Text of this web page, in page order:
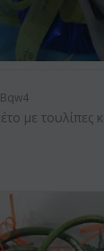
Bqw4
με τουλίπες